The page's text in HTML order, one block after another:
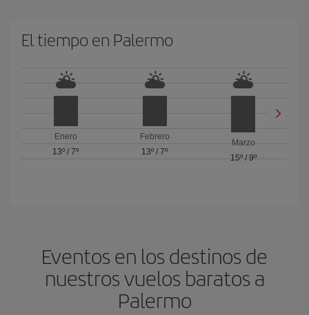
El tiempo en Palermo
Enero
13º /7º
Febrero
13º / 7º
Marzo
15º/ 9º
Eventos en los destinos de
nuestros vuelos baratos a
Palermo